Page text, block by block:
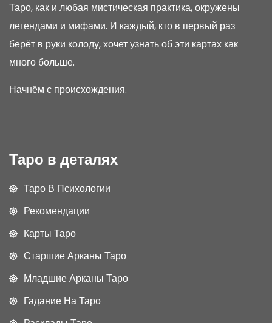
Таро, как и любая мистическая практика, окружены
легендами и мифами. И каждый, кто в первый раз
берёт в руки колоду, хочет узнать об эти картах как
много больше.
Начнём с происхождения.
Таро в деталях
Таро В Психологии
Рекомендации
Карты Таро
Старшие Арканы Таро
Младшие Арканы Таро
Гадание На Таро